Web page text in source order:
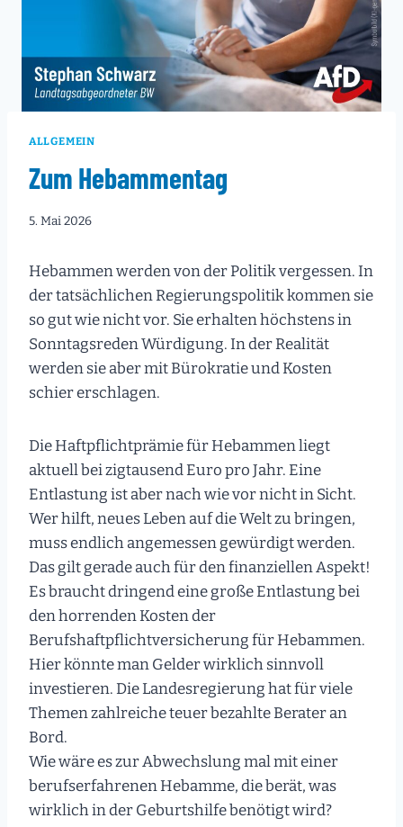
ALLGEMEIN
Zum Hebammentag
5. Mai 2026
Hebammen werden von der Politik vergessen. In
der tatsächlichen Regierungspolitik kommen sie
so gut wie nicht vor. Sie erhalten höchstens in
Sonntagsreden Würdigung. In der Realität
werden sie aber mit Bürokratie und Kosten
schier erschlagen.
Die Haftpflichtprämie für Hebammen liegt
aktuell bei zigtausend Euro pro Jahr. Eine
Entlastung ist aber nach wie vor nicht in Sicht.
Wer hilft, neues Leben auf die Welt zu bringen,
muss endlich angemessen gewürdigt werden.
Das gilt gerade auch für den finanziellen Aspekt!
Es braucht dringend eine große Entlastung bei
den horrenden Kosten der
Berufshaftpflichtversicherung für Hebammen.
Hier könnte man Gelder wirklich sinnvoll
investieren. Die Landesregierung hat für viele
Themen zahlreiche teuer bezahlte Berater an
Bord.
Wie wäre es zur Abwechslung mal mit einer
berufserfahrenen Hebamme, die berät, was
wirklich in der Geburtshilfe benötigt wird?